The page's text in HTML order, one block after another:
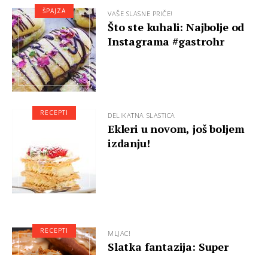
VAŠE SLASNE PRIČE!
Što ste kuhali: Najbolje od
Instagrama #gastrohr
ŠPAJZA
DELIKATNA SLASTICA
Ekleri u novom, još boljem
izdanju!
RECEPTI
MLJAC!
Slatka fantazija: Super
RECEPTI